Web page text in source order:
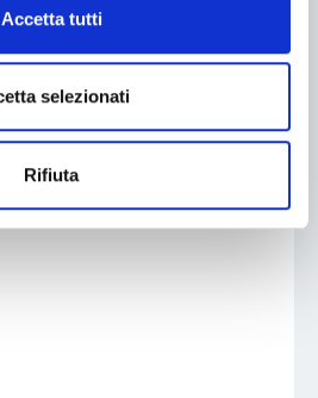
Accetta tutti
selezionati
Rifiuta